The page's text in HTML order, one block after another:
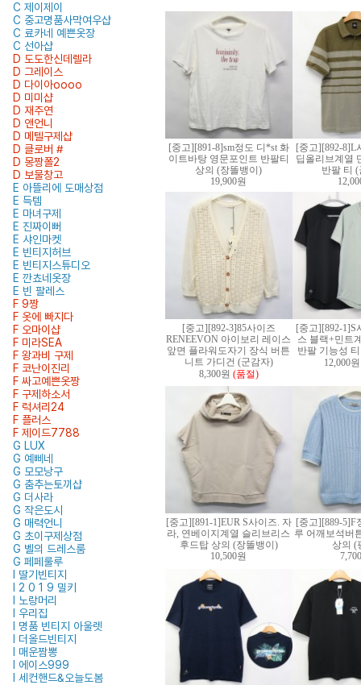
C 제이제이
C 중고명품사막여우샵
C 료카네 예쁜옷장
C 선아샵
D 도도한신데렐라
D 그레이스
D 다이아oooo
D 미미샵
D 재주연
D 앤언니
D 메텔구제샵
D 클로버 #
D 몽짱폴2
D 보물창고
E 아뜰리에 도매상점
E 득템
E 마녀구제
E 진짜이뻐
E 샤인마켓
E 빈티지허브
E 빈티지스튜디오
E 깐쵸네옷장
E 빈 팔레스
F 9짱
F 옷에 빠지다
F 오마이샵
F 미라SEA
F 왕과비 구제
F 코난이진리
F 싸고예쁜옷짱
F 구제하소서
F 럭셔리24
F 플러스
F 제이드7788
G LUX
G 예삐네
G 모모낭구
G 춤추는토끼샵
G 더사라
G 작은도시
G 매력언니
G 초이구제상점
G 벨의 드레스룸
G 페페룰루
I 딸기빈티지
I 2 0 1 9 밀키
I 노랑머리
I 우리집
I 명품 빈티지 아울렛
I 더올드빈티지
I 매운짬뽕
I 에이스999
I 세컨핸드&오늘도봄
[중고][891-8]sm정도 디*st 화
이트바탕 영문포인트 반팔티
상의 (장똘뱅이)
19,900원
[중고][892-8]L
딥올리브계열
반팔 티
[중고][892-3]85사이즈
RENEEVON 아이보리 레이스
앞면 플라워도자기 장식 버튼
니트 가디건 (군감자)
8,300원 (품절)
[중고][892-1]S
스 블랙+민트
반팔 기능성
12,000원
[중고][891-1]EUR S사이즈. 자
라, 연베이지계열 슬리브리스
후드탑 상의 (장똘뱅이)
10,500원
[중고][889-5]F
루 어깨보석버
상의 (